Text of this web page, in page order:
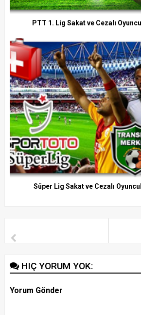
PTT 1. Lig Sakat ve Cezalı
Süper Lig Sakat ve Cezalı
HIÇ YORUM YOK:
Yorum Gönder